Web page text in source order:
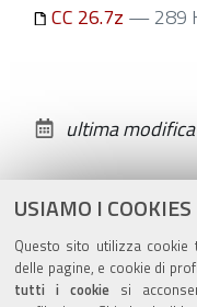
USIAMO I COOKIES
Questo sito utilizza cookie
delle pagine, e cookie di
tutti i cookiesi
CC 26.7z — 289
documento
ultima modifica